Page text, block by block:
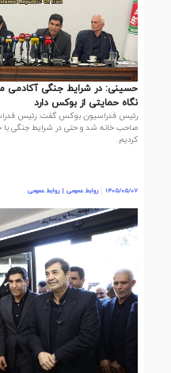
حسینی: در شرایط جنگی آکادمی
نگاه حمایتی از بوکس دارد
صاحب خانه شد و حتی در شرایط جنگی با
کردیم.
1405/05/07 روابط عمومی | روابط عمومی